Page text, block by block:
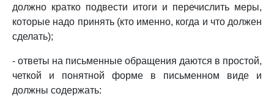
должно кратко подвести итоги и перечислить меры,
которые надо принять (кто именно, когда и что должен
сделать);
- ответы на письменные обращения даются в простой,
четкой и понятной форме в письменном виде и
должны содержать: